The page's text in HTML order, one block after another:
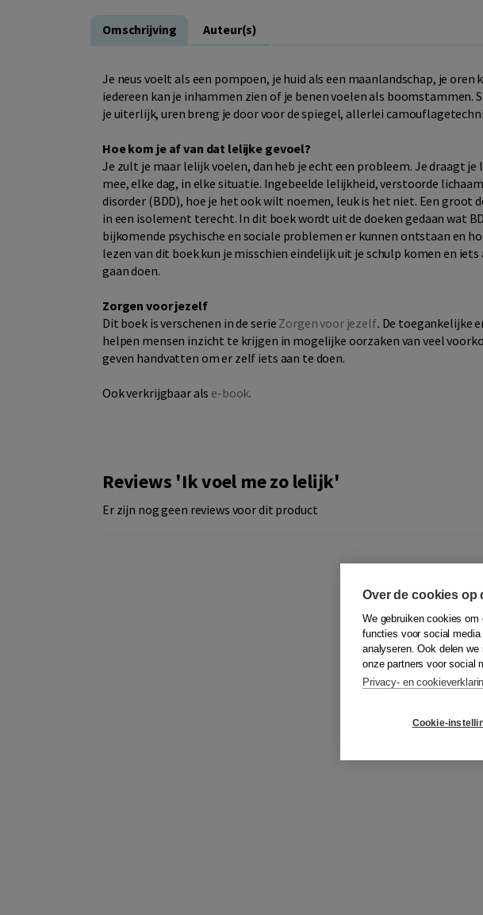
Omschrijving Auteur(s)
Je neus voelt als een pompoen, je huid als een maanlandschap, je
iedereen kan je inhammen zien of je benen voelen als boomstammen.
je uiterlijk, uren breng je door voor de spiegel, allerlei
Hoe kom je af van dat lelijke gevoel?
Je zult je maar lelijk voelen, dan heb je echt een probleem. Je draagt
mee, elke dag, in elke situatie. Ingebeelde lelijkheid, verstoorde
disorder (BDD), hoe je het ook wilt noemen, leuk is het niet. Een groot
in een isolement terecht. In dit boek wordt uit de doeken gedaan wat
bijkomende psychische en sociale problemen er kunnen ontstaan en
lezen van dit boek kun je misschien eindelijk uit je schulp komen en
gaan doen.
Zorgen voor jezelf
Dit boek is verschenen in de serie Zorgen voor jezelf. De toegankelijke
helpen mensen inzicht te krijgen in mogelijke oorzaken van veel
geven handvatten om er zelf iets aan te doen.
Ook verkrijgbaar als e-book.
Reviews 'Ik voel me zo lelijk'
Er zijn nog geen reviews voor dit product
Over de cookies op
We gebruiken cookies
functies voor social
analyseren. Ook delen
onze partners voor social
Privacy- en
Cookie-